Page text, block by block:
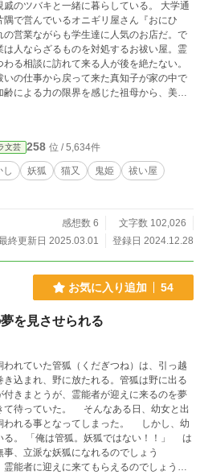
戚のツバキと一緒に暮らしている。 大学通
隅で営んでいるオニギリ屋さん『おにひ
の営業ながらも学生達に人気のお店だ。で
は人ならざるものを対処するお祓い屋。霊
る相談に訪れて来る人が後を絶たない。
いの仕事から戻って来た真知子が家の中で
齢による力の限界を感じた祖母から、美琴
受ける。と、美琴はこれまで視えなかっ
ノベル「第一回Nola原作大賞 ことのは
文芸 258 位 / 5,634件
し 妖狐 猫又 鬼姫
祓い屋
感想数 6
文字数 102,026
終更新日 2025.03.01
登録日 2024.12.28
お気に入り追加 54
を見させられる
れていた管狐（くだぎつね）は、引っ越
き込まれ、野に放たれる。管狐は野に出る
付きまとうが、霊能者が迎えに来るのを夢
て待っていた。 そんなある日、幼女と出
われる事となってしまった。 しかし、幼
！！」 は
、立派な妖狐になれるのでしょう
能者に迎えに来てもらえるのでしょう